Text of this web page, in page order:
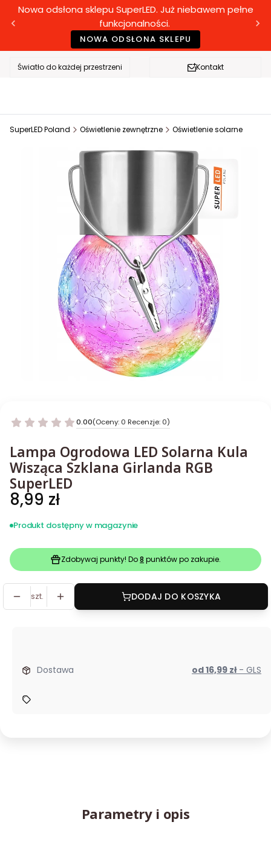
Nowa odsłona sklepu SuperLED. Już niebawem pełne
funkcjonalności.
NOWA ODSŁONA SKLEPU
Światło do każdej przestrzeni Kontakt
SuperLED Poland Oświetlenie zewnętrzne Oświetlenie solarne
0.00(Oceny: 0 Recenzje: 0)
Lampa Ogrodowa LED Solarna Kula
Wisząca Szklana Girlanda RGB
SuperLED
Cena
8,99 zł
Produkt dostępny w magazynie
Zdobywaj punkty! Do8 punktów po zakupie.
szt. DODAJ DO KOSZYKA
Dostawa od 16,99 zł - GLS
Parametry i opis